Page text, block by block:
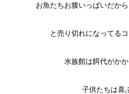
お魚たちお腹いっぱいだから
と売り切れになってるコ
水族館は餌代がかか
子供たちは喜